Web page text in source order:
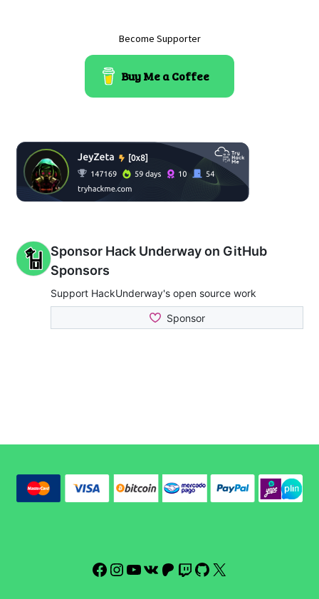
Become Supporter
Buy Me a Coffee
Facebook
Instagram
YouTube
VKPatreon
Twitch
GitHub
X